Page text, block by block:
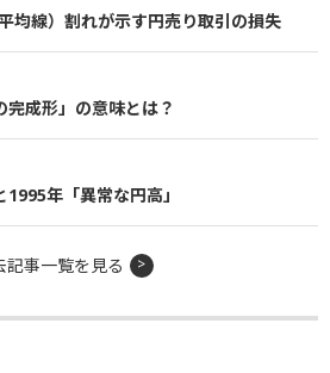
均線）割れが示す円売り取引の損失
完成形」の意味とは？
1995年「異常な円高」
記事一覧を見る